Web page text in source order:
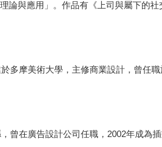
論與應用」。作品有《上司與屬下的
多摩美術大學，主修商業設計，曾任
曾在廣告設計公司任職，2002年成